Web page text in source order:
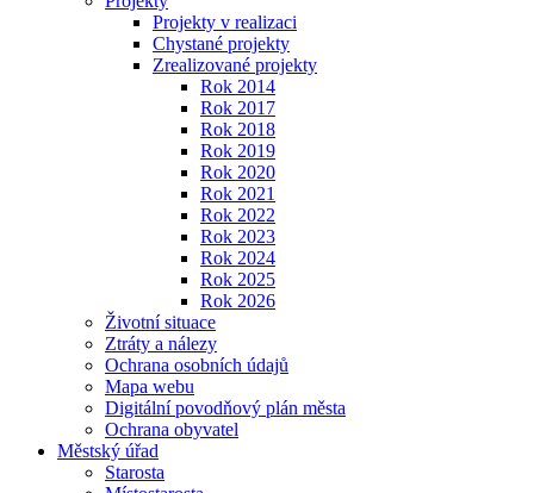
Projekty v realizaci
Chystané projekty
Zrealizované projekty
Rok 2014
Rok 2017
Rok 2018
Rok 2019
Rok 2020
Rok 2021
Rok 2022
Rok 2023
Rok 2024
Rok 2025
Rok 2026
Životní situace
Ztráty a nálezy
Ochrana osobních údajů
Mapa webu
Digitální povodňový plán města
Ochrana obyvatel
Městský úřad
Starosta